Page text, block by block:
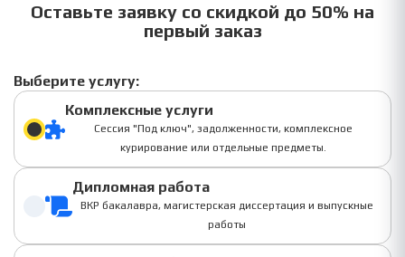
Оставьте заявку со скидкой до 50% на
первый заказ
Выберите услугу:
Комплексные услуги
Сессия "Под ключ", задолженности, комплексное
курирование или отдельные предметы.
Дипломная работа
ВКР бакалавра, магистерская диссертация и выпускные
работы